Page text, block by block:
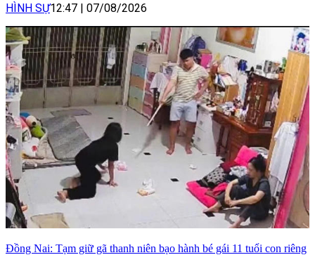
HÌNH SỰ12:47 07/08/2026
Đồng Nai: Tạm giữ gã thanh niên bạo hành bé gái 11 tuổi con riêng